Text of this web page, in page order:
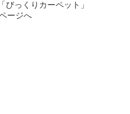
っくりカーペット」